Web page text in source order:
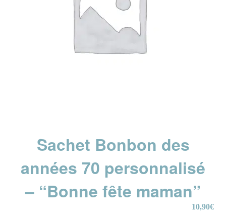
Sachet Bonbon des
années 70 personnalisé
– “Bonne fête maman”
10,90€